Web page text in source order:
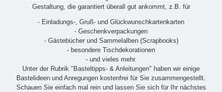
Gestaltung, die garantiert überall gut ankommt, z.B. für
- Einladungs-, Gruß- und Glückwunschkartenkarten
- Geschenkverpackungen
- Gästebücher und Sammelalben (Scrapbooks)
- besondere Tischdekorationen
- und vieles mehr.
Unter der Rubrik "Basteltipps- & Anleitungen" haben wir einige
Bastelideen und Anregungen kostenfrei für Sie zusammengestellt.
Schauen Sie einfach mal rein und lassen Sie sich für Ihr nächstes